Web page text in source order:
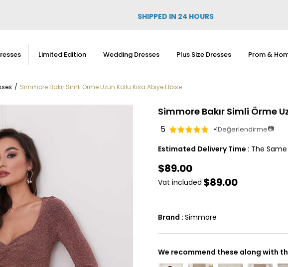
SHIPPED IN 24 HOURS
Limited Edition Wedding Dresses Plus Size Dresses Prom &
Simmore Bakır Simli Örme Uzun Kollu Kısa Abiye Elbise
Simmore Bakır Simli Örme
5 1Değerlendirme📷
Estimated Delivery Time : The
$89.00
Vat included $89.00
Brand : Simmore
We recommend these along with